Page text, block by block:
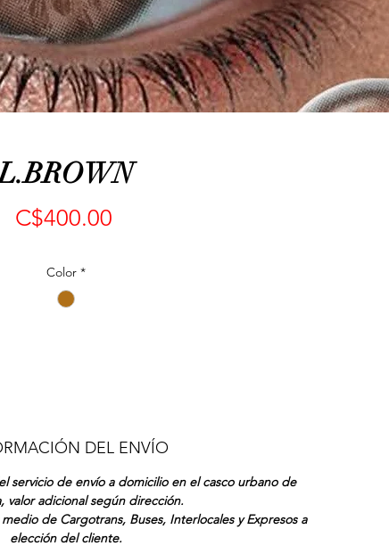
C$400.00
Color *
DEL ENVÍO
servicio de envío a domicilio en el casco urbano de
valor adicional según dirección.
de Cargotrans, Buses, Interlocales y Expresos a
elección del cliente.